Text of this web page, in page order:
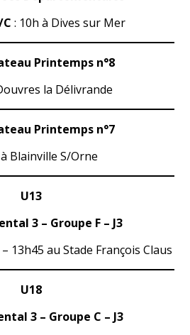
: 10h à Dives sur Mer
Printemps n°8
la Délivrande
Printemps n°7
Blainville S/Orne
U13
3 – Groupe F – J3
– 13h45 au Stade François Claus
U18
3 – Groupe C – J3